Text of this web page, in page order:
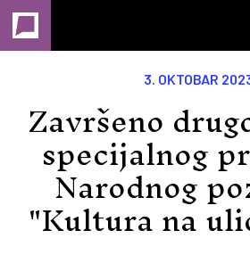
3. OKTOBAR
Završeno
specijalnog
Narodnog
"Kultura na